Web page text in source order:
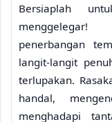
Bersiaplah
penerbangan
langit-langit
terlupakan.
handal,
menghadapi